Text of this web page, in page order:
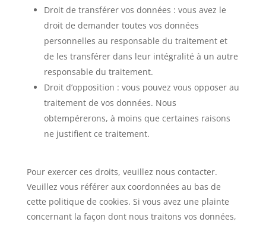
Droit de transférer vos données : vous avez le
droit de demander toutes vos données
personnelles au responsable du traitement et
de les transférer dans leur intégralité à un autre
responsable du traitement.
Droit d’opposition : vous pouvez vous opposer au
traitement de vos données. Nous
obtempérerons, à moins que certaines raisons
ne justifient ce traitement.
Pour exercer ces droits, veuillez nous contacter.
Veuillez vous référer aux coordonnées au bas de
cette politique de cookies. Si vous avez une plainte
concernant la façon dont nous traitons vos données,